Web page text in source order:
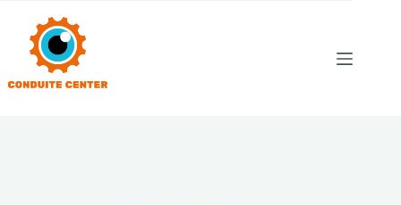
contenu